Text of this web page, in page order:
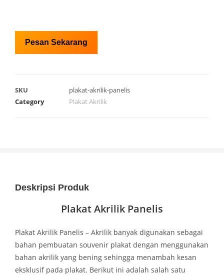
Pesan Sekarang
SKU
plakat-akrilik-panelis
Category
Plakat Akrilik
Deskripsi Produk
Plakat Akrilik Panelis
Plakat Akrilik Panelis – Akrilik banyak digunakan sebagai
bahan pembuatan souvenir plakat dengan menggunakan
bahan akrilik yang bening sehingga menambah kesan
eksklusif pada plakat. Berikut ini adalah salah satu